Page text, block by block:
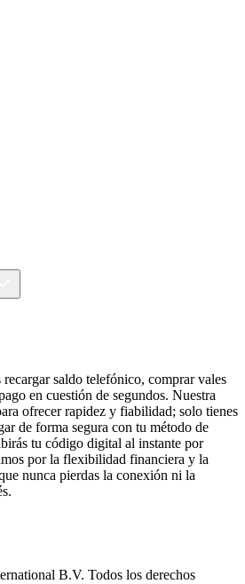
saldo telefónico, comprar vales
en cuestión de segundos. Nuestra
ofrecer rapidez y fiabilidad; solo tienes
de forma segura con tu método de
tu código digital al instante por
por la flexibilidad financiera y la
nunca pierdas la conexión ni la
B.V. Todos los derechos